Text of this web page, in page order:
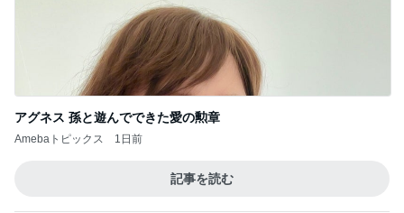
アグネス 孫と遊んでできた愛の勲章
Amebaトピックス 1日前
記事を読む